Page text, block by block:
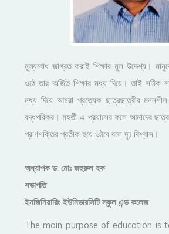
মূল্যবোধ জাগ্রত করাই শিক্ষার মূল উদ্দেশ্য।
ওঠে তার অর্জিত শিক্ষার মধ্য দিয়ে। তাই সঠিক
মধ্য দিয়ে আমরা প্রত্যেক ছাত্রছাত্রীর
বদ্ধপরিকর। মহতী এ প্রয়াসের ফলে আমাদের
প্রাণশক্তির প্রতীক হয়ে ওঠবে বলে দৃঢ় বিশ্বাস।
অধ্যাপক ড. মোঃ জহুরুল হক
সভাপতি
ইনজিনিয়ারিং ইউনিভারসিটি স্কুল এন্ড কলেজ
The main purpose of education is